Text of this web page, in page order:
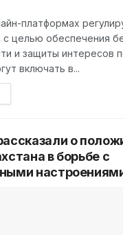
платформах
целью обеспечения
и защиты интересов
включать в...
о
в борьбе с